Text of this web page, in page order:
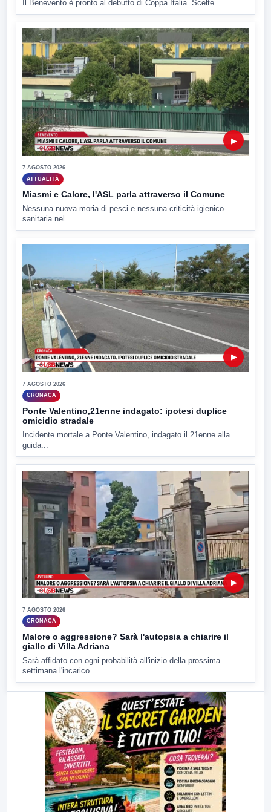
Il Benevento è pronto al debutto di Coppa Italia. Scelte...
▶
7 AGOSTO 2026
ATTUALITÀ
Miasmi e Calore, l'ASL parla attraverso il Comune
Nessuna nuova moria di pesci e nessuna criticità igienico-
sanitaria nel...
▶
7 AGOSTO 2026
CRONACA
Ponte Valentino,21enne indagato: ipotesi duplice
omicidio stradale
Incidente mortale a Ponte Valentino, indagato il 21enne alla
guida...
▶
7 AGOSTO 2026
CRONACA
Malore o aggressione? Sarà l'autopsia a chiarire il
giallo di Villa Adriana
Sarà affidato con ogni probabilità all'inizio della prossima
settimana l'incarico...